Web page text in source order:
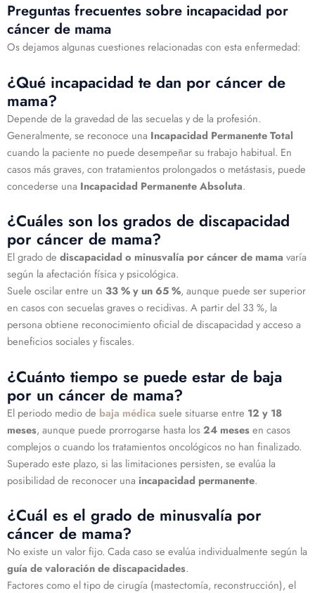
Preguntas frecuentes sobre incapacidad por
cáncer de mama
Os dejamos algunas cuestiones relacionadas con esta enfermedad:
¿Qué incapacidad te dan por cáncer de
mama?
Depende de la gravedad de las secuelas y de la profesión.
Generalmente, se reconoce una Incapacidad Permanente Total
cuando la paciente no puede desempeñar su trabajo habitual. En
casos más graves, con tratamientos prolongados o metástasis, puede
concederse una Incapacidad Permanente Absoluta.
¿Cuáles son los grados de discapacidad
por cáncer de mama?
El grado de discapacidad o minusvalía por cáncer de mama varía
según la afectación física y psicológica.
Suele oscilar entre un 33 % y un 65 %, aunque puede ser superior
en casos con secuelas graves o recidivas. A partir del 33 %, la
persona obtiene reconocimiento oficial de discapacidad y acceso a
beneficios sociales y fiscales.
¿Cuánto tiempo se puede estar de baja
por un cáncer de mama?
El periodo medio de baja médica suele situarse entre 12 y 18
meses, aunque puede prorrogarse hasta los24 mesesen casos
complejos o cuando los tratamientos oncológicos no han finalizado.
Superado este plazo, si las limitaciones persisten, se evalúa la
posibilidad de reconocer una incapacidad permanente.
¿Cuál es el grado de minusvalía por
cáncer de mama?
No existe un valor fijo. Cada caso se evalúa individualmente según la
guía de valoración de discapacidades.
Factores como el tipo de cirugía (mastectomía, reconstrucción), el